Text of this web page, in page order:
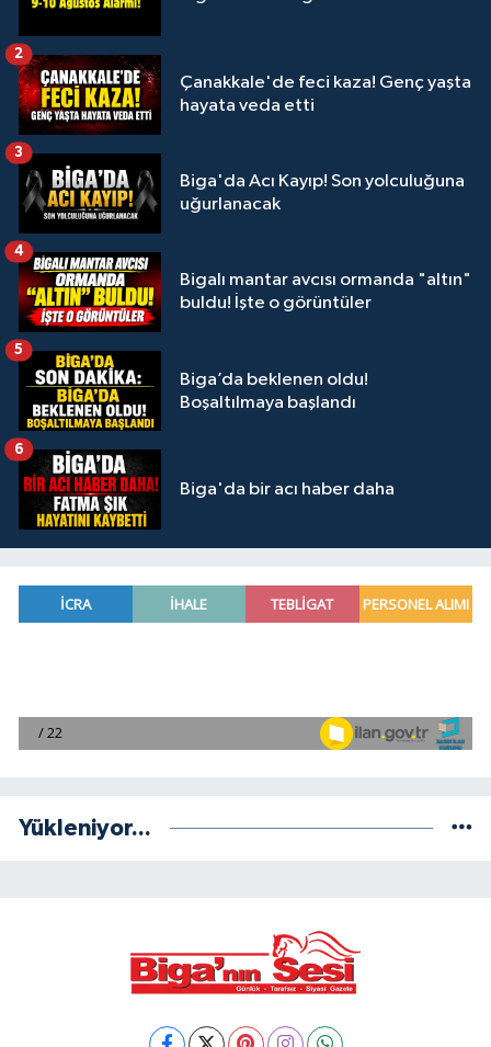
Çanakkale'de feci kaza! Genç yaşta
hayata veda etti
2
Biga'da Acı Kayıp! Son yolculuğuna
uğurlanacak
3
Bigalı mantar avcısı ormanda "altın"
buldu! İşte o görüntüler
4
Biga’da beklenen oldu!
Boşaltılmaya başlandı
5
Biga'da bir acı haber daha
6
Yükleniyor...